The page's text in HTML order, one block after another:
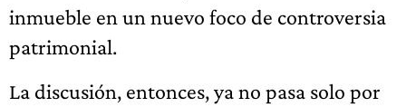
inmueble en un nuevo foco de controversia
patrimonial.
La discusión, entonces, ya no pasa solo por